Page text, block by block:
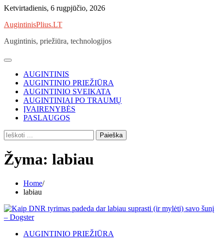
Skip
content
Ketvirtadienis, 6 rugpjūčio, 2026
AugintinisPlius.LT
Augintinis, priežiūra, technologijos
AUGINTINIS
AUGINTINIO PRIEŽIŪRA
AUGINTINIO SVEIKATA
AUGINTINIAI PO TRAUMŲ
ĮVAIRENYBĖS
PASLAUGOS
Ieškoti:
Žyma: labiau
Home
labiau
AUGINTINIO PRIEŽIŪRA